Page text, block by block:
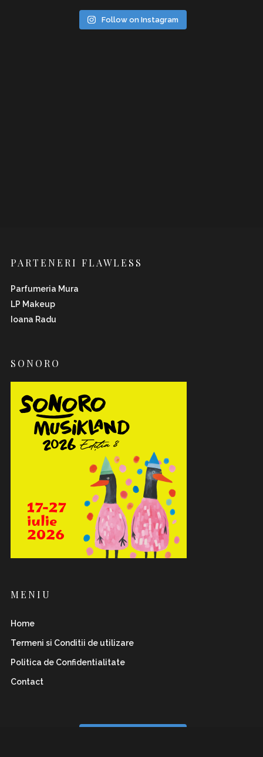
Follow on Instagram
PARTENERI FLAWLESS
Parfumeria Mura
LP Makeup
Ioana Radu
SONORO
MENIU
Home
Termeni si Conditii de utilizare
Politica de Confidentialitate
Contact